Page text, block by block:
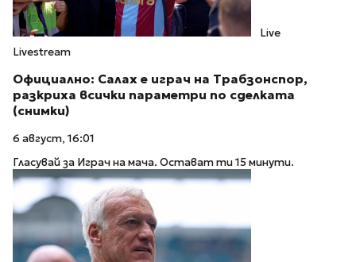
Live
Livestream
Официално: Салах е играч на Трабзонспор,
разкриха всички параметри по сделката
(снимки)
6 август, 16:01
Гласувай за Играч на мача. Остават ти 15 минути.